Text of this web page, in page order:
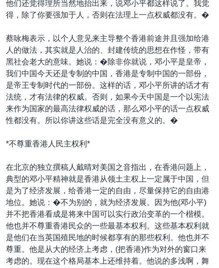
他们还觉得理所当然地抬出来，说邓小平都这样说了。我觉
得，除了你要强加于人，否则在法理上一点权威都没有。�
蔡咏梅表示，以个人意见来主导整个香港前途并且强加给港
人的做法，其实就是人治的、封建传统的思想在作怪，带有
黑社会老大的意味。她说：�除非你就说，邓小平是皇帝，
我们中国今天还是专制的中国，香港是专制中国的一部份，
是帝王专制时代的一部份。这样的话，邓小平所讲的话才有
法统，才有法律的权威。否则，如果今天中国是一个以宪法
来作为国家的最高法律权威的话，那么邓小平的话一点权威
性都没有。所以你讲这些话是完全没有意义的。�
*不尊重香港人民主权利*
在北京的独立撰稿人戴晴对美国之音指出，在香港问题上，
典型的邓小平精神就是香港从领土主权上一定属于中国，但
是为了经济发展，给香港一定的自由，尽量保持它的自由港
地位。她说：�不为别的，就为经济发展。因为他(邓小平)
并不把香港看成是将来中国可以实行政治变革的一个楷模。
他也并不尊重香港民众的一些最基本权利。这些基本权利就
是他们在当英国殖民地的时候都享有的那些权利。他也并不
尊重。他是从大的经济上考虑，(把香港)作为对外的窗口来
考虑的。现在这个格局基本上还维持着。他说的多浅啊，舞